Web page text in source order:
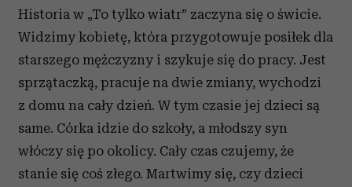
Historia w „To tylko wiatr” zaczyna się o świcie.
Widzimy kobietę, która przygotowuje posiłek dla
starszego mężczyzny i szykuje się do pracy. Jest
sprzątaczką, pracuje na dwie zmiany, wychodzi
z domu na cały dzień. W tym czasie jej dzieci są
same. Córka idzie do szkoły, a młodszy syn
włóczy się po okolicy. Cały czas czujemy, że
stanie się coś złego. Martwimy się, czy dzieci